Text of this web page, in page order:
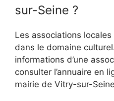
sur-Seine ?
Les associations
dans le domaine
informations d’une
consulter l’annuaire en
mairie de Vitry-sur-Seine